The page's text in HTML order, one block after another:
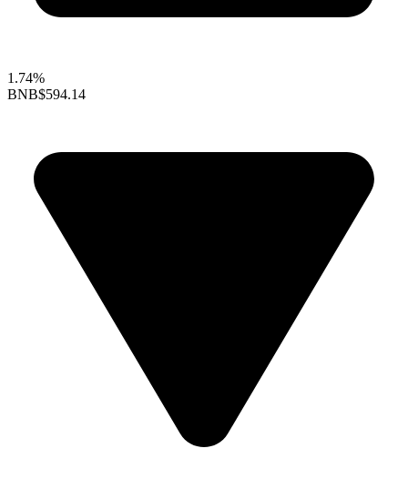
1.74%
BNB$594.14